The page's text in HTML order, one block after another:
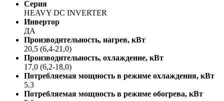
Серия
HEAVY DC INVERTER
Инвертор
ДА
Производительность, нагрев, кВт
20,5 (6,4-21,0)
Производительность, охлаждение, кВт
17,0 (6,2-18,0)
Потребляемая мощность в режиме охлаждения, кВт
5.3
Потребляемая мощность в режиме обогрева, кВт